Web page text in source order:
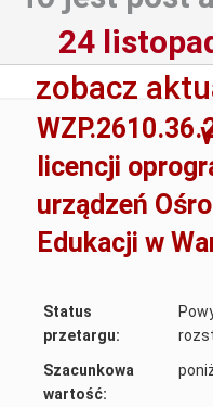
24
zobacz
licencji
urządzeń
Edukacji w
Status
przetargu:
Szacunkowa
wartość: